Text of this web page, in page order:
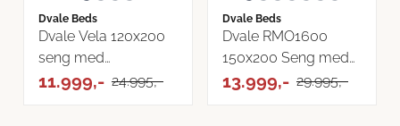
Dvale Beds
Dvale Vela 120x200
seng med
oppbevaring |
11.999,- 24.995,-
Dvale Beds
Dvale RMO1600
150x200 Seng med
oppbevaring velg ...
13.999,- 29.995,-